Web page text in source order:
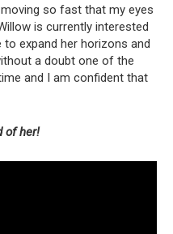
so fast that my eyes
is currently interested
expand her horizons and
a doubt one of the
and I am confident that
of her!